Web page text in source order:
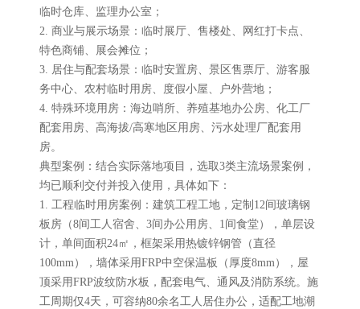
临时仓库、监理办公室；
2. 商业与展示场景：临时展厅、售楼处、网红打卡点、
特色商铺、展会摊位；
3. 居住与配套场景：临时安置房、景区售票厅、游客服
务中心、农村临时用房、度假小屋、户外营地；
4. 特殊环境用房：海边哨所、养殖基地办公房、化工厂
配套用房、高海拔/高寒地区用房、污水处理厂配套用
房。
典型案例：结合实际落地项目，选取3类主流场景案例，
均已顺利交付并投入使用，具体如下：
1. 工程临时用房案例：建筑工程工地，定制12间玻璃钢
板房（8间工人宿舍、3间办公用房、1间食堂），单层设
计，单间面积24㎡，框架采用热镀锌钢管（直径
100mm），墙体采用FRP中空保温板（厚度8mm），屋
顶采用FRP波纹防水板，配套电气、通风及消防系统。施
工周期仅4天，可容纳80余名工人居住办公，适配工地潮